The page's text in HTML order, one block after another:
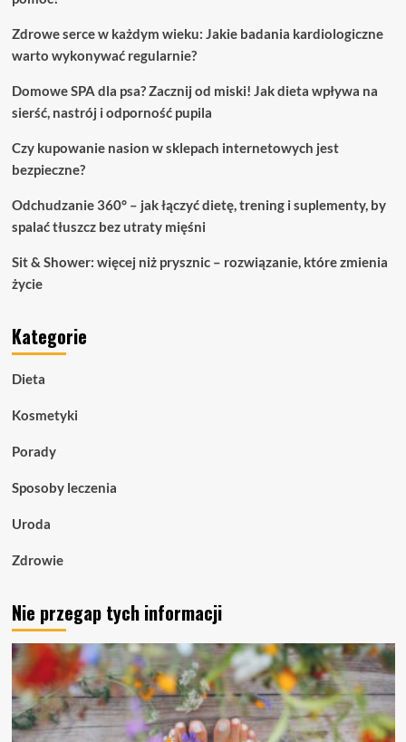
Zdrowe serce w każdym wieku: Jakie badania kardiologiczne
warto wykonywać regularnie?
Domowe SPA dla psa? Zacznij od miski! Jak dieta wpływa na
sierść, nastrój i odporność pupila
Czy kupowanie nasion w sklepach internetowych jest
bezpieczne?
Odchudzanie 360° – jak łączyć dietę, trening i suplementy, by
spalać tłuszcz bez utraty mięśni
Sit & Shower: więcej niż prysznic – rozwiązanie, które zmienia
życie
Kategorie
Dieta
Kosmetyki
Porady
Sposoby leczenia
Uroda
Zdrowie
Nie przegap tych informacji